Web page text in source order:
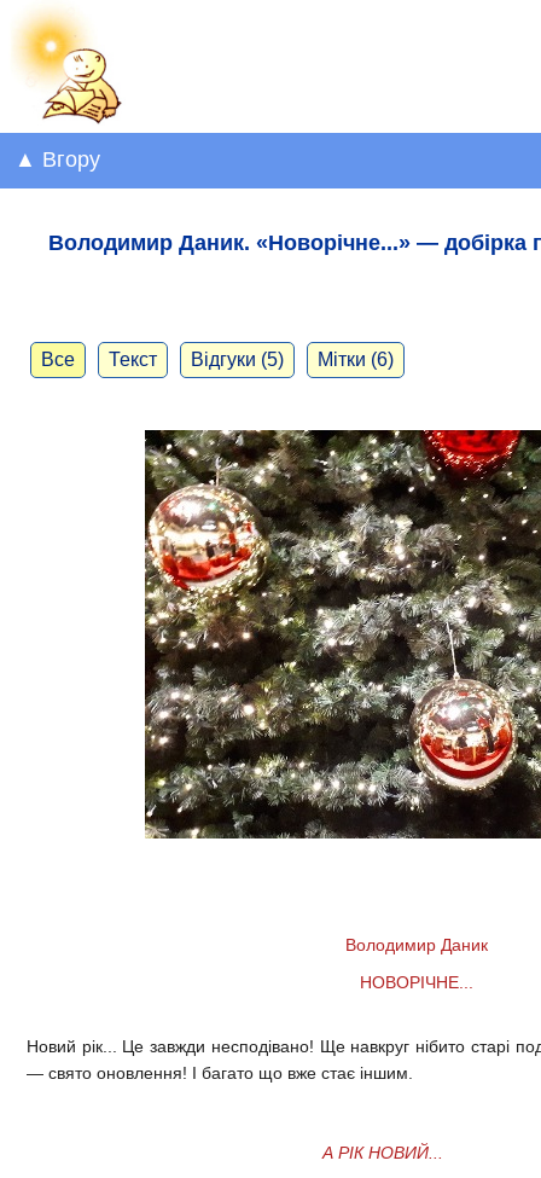
▲ Вгору
Володимир Даник. «Новорічне...» — добірка
Все Текст Відгуки (5) Мітки (6)
Володимир Даник
НОВОРІЧНЕ...
Новий рік... Це завжди несподівано! Ще навкруг нібито старі
— свято оновлення! І багато що вже стає іншим.
А РІК НОВИЙ...